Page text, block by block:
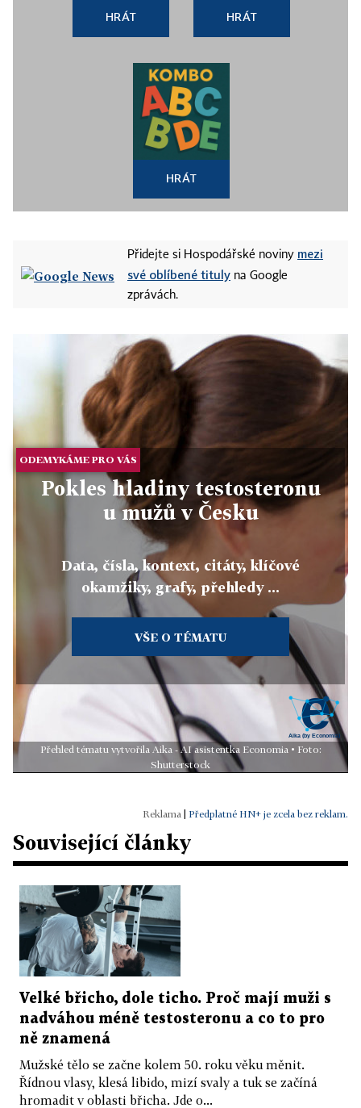
HRÁT HRÁT
HRÁT
Přidejte si Hospodářské noviny mezi
své oblíbené tituly na Google
zprávách.
ODEMYKÁME PRO VÁS
Pokles hladiny testosteronu
u mužů v Česku
Data, čísla, kontext, citáty, klíčové
okamžiky, grafy, přehledy ...
VŠE O TÉMATU
Přehled tématu vytvořila Aika - AI asistentka Economia • Foto:
Shutterstock
Předplatné HN+ je zcela bez reklam.
Související články
Velké břicho, dole ticho. Proč mají muži s
nadváhou méně testosteronu a co to pro
ně znamená
Mužské tělo se začne kolem 50. roku věku měnit.
Řídnou vlasy, klesá libido, mizí svaly a tuk se začíná
hromadit v oblasti břicha. Jde o...